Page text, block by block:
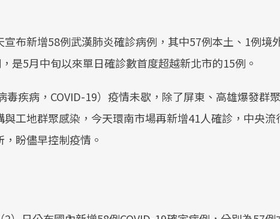
布新增58例武漢肺炎確診病例，其中57例本土、1例境
是5月中旬以來單日確診數首度超越新北市的15例。
疾病，COVID-19）疫情未歇，除了屏東、高雄爆發群
工地群聚感染，今天環南市場再新增41人確診，中央流
盼儘早控制疫情。
政策如「健康台灣推動委員
照3.0」的推進，「預防醫學
關注的核心議題。然而，健
療院所的服務，更是民眾了解
前往專題
前往專題
建立對亞健康的認知，進而
前往專題